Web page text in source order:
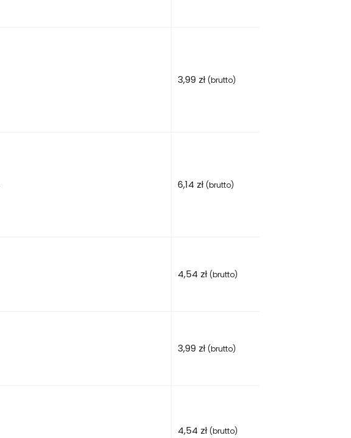
3,99 zł (brutto)
6,14 zł (brutto)
4,54 zł (brutto)
3,99 zł (brutto)
4,54 zł (brutto)